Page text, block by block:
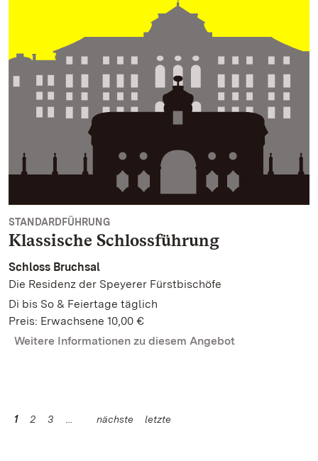
STANDARDFÜHRUNG
Klassische Schlossführung
Schloss Bruchsal
Die Residenz der Speyerer Fürstbischöfe
Di bis So & Feiertage täglich
Preis: Erwachsene 10,00 €
Weitere Informationen zu diesem Angebot
1 2 3 nächste letzte